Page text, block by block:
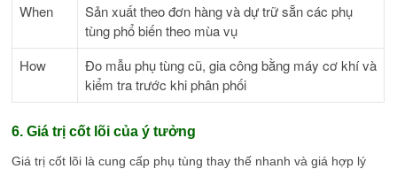
When
Sản xuất theo đơn hàng và dự trữ sẵn các phụ
tùng phổ biến theo mùa vụ
How
Đo mẫu phụ tùng cũ, gia công bằng máy cơ khí và
kiểm tra trước khi phân phối
6. Giá trị cốt lõi của ý tưởng
Giá trị cốt lõi là cung cấp phụ tùng thay thế nhanh và giá hợp lý